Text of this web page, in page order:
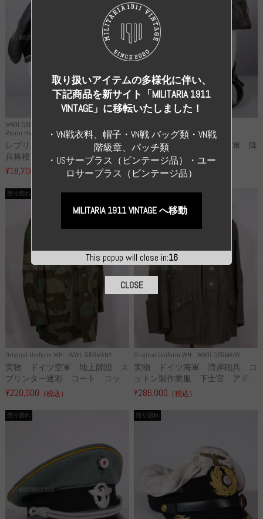
WWII GERMANY
Repro Hat and Cap SS and WSS
レプリカ 武装親衛隊 WSS 歩
兵将校 クラッシュキャップ ...
¥18,700
Repro Hat and Cap Luftwaffe
高品質レプリカ ドイツ空軍 降
下猟兵 ヘルメット
¥49,800（税込）
Original Uniform WH WWII GERMANY
売り切れ
実物 ドイツ空軍 地上師団 ス
プリンター迷彩 コート コッ...
¥220,000 （税込）
Original Uniform WH WWII GERMANY
売り切れ
実物 ドイツ海軍 湾岸砲兵 コ
ットン製作業服 下士官 アド...
¥286,000 （税込）
売り切れ 売り切れ
This popup will close in:16
取り扱いアイテムの多様化に伴い、
下記商品を新サイト「MILITARIA 1911
VINTAGE」に移転いたしました！
・VN戦衣料、帽子・VN戦 バッグ類・VN戦
階級章、パッチ類
・USサーブラス（ビンテージ品）・ユー
ロサープラス（ビンテージ品）
MILITARIA 1911 VINTAGE へ移動
CLOSE